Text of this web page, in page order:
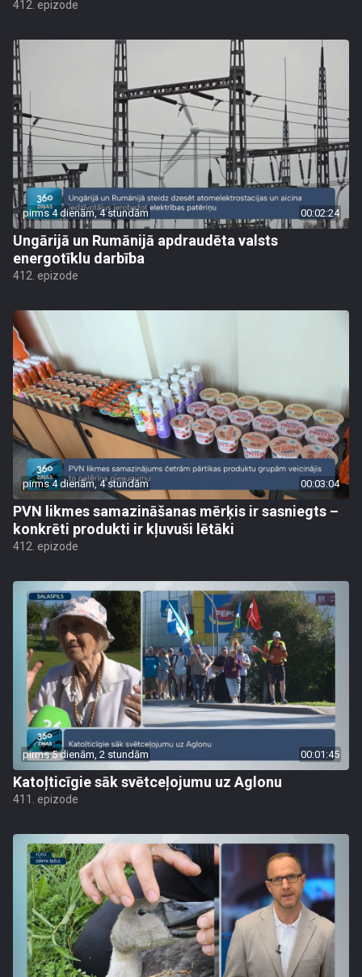
412. epizode
pirms 4 dienām, 4 stundām 00:02:24
Ungārijā un Rumānijā apdraudēta valsts
energotīklu darbība
412. epizode
pirms 4 dienām, 4 stundām 00:03:04
PVN likmes samazināšanas mērķis ir sasniegts –
konkrēti produkti ir kļuvuši lētāki
412. epizode
pirms 5 dienām, 2 stundām 00:01:45
Katoļticīgie sāk svētceļojumu uz Aglonu
411. epizode